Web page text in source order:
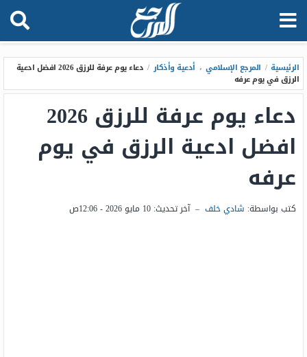
الرئيسية / المرجع الإسلامي ، أدعية وأذكار /
دعاء يوم عرفة للرزق 2026 افضل ادعية
الرزق في يوم عرفه
دعاء يوم عرفة للرزق 2026
افضل ادعية الرزق في يوم
عرفه
كتب بواسطة: شادي خلف – آخر تحديث: 10 مايو 2026 - 12:06ص